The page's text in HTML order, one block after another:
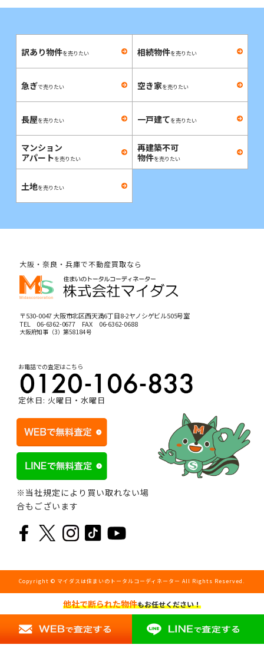
訳あり物件を売りたい 相続物件を売りたい
急ぎで売りたい 空き家を売りたい
長屋を売りたい 一戸建てを売りたい
マンション
アパートを売りたい
再建築不可
物件を売りたい
土地を売りたい
他社で断られた物件もお任せください！
大阪・奈良・兵庫で不動産買取なら
〒530-0047 大阪市北区西天満6丁目8-2ヤノシゲビル505号室
TEL 06-6362-0677FAX 06-6362-0688
大阪府知事（3）第58184号
お電話での査定はこちら
定休日: 火曜日・水曜日
※当社規定により買い取れない場
合もございます
Copyright © マイダスは住まいのトータルコーディネーター All Rights Reserved.